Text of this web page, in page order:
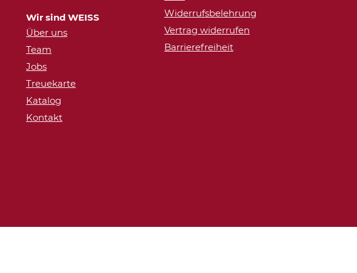
Wir sind WEISS
Über uns
Team
Jobs
Treuekarte
Katalog
Kontakt
Widerrufsbelehrung
Vertrag widerrufen
Barrierefreiheit